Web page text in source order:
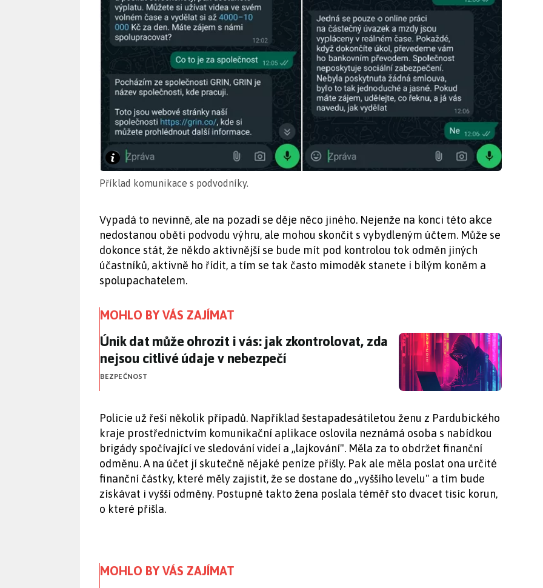
Příklad komunikace s podvodníky.
Vypadá to nevinně, ale na pozadí se děje něco jiného. Nejenže na konci této akce
nedostanou oběti podvodu výhru, ale mohou skončit s vybydleným účtem. Může se
dokonce stát, že někdo aktivnější se bude mít pod kontrolou tok odměn jiných
účastníků, aktivně ho řídit, a tím se tak často mimoděk stanete i bílým koněm a
spolupachatelem.
MOHLO BY VÁS ZAJÍMAT
Únik dat může ohrozit i vás: jak zkontrolovat, zda nejsou citlivé údaje v
Únik dat může ohrozit i vás: jak zkontrolovat, zda
nejsou citlivé údaje v nebezpečí
BEZPEČNOST
Policie už řeší několik případů. Například šestapadesátiletou ženu z Pardubického
kraje prostřednictvím komunikační aplikace oslovila neznámá osoba s nabídkou
brigády spočívající ve sledování videí a „lajkování". Měla za to obdržet finanční
odměnu. A na účet jí skutečně nějaké peníze přišly. Pak ale měla poslat ona určité
finanční částky, které měly zajistit, že se dostane do „vyššího levelu" a tím bude
získávat i vyšší odměny. Postupně takto žena poslala téměř sto dvacet tisíc korun,
o které přišla.
MOHLO BY VÁS ZAJÍMAT